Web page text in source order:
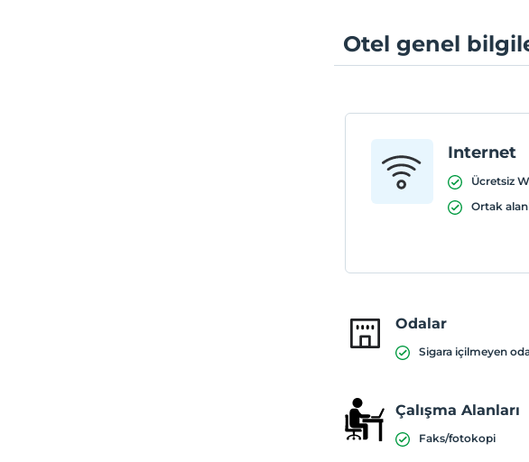
Otel genel
Internet
Ücretsiz
Ortak
Odalar
Sigara içilmeyen
Çalışma Alanları
Faks/fotokopi